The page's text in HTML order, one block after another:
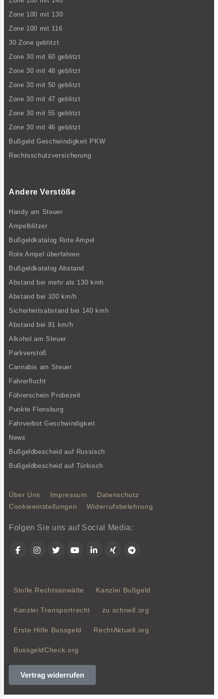
Zone 100 mit 130
Zone 100 mit 116
30 Zone geblitzt
Zone 30 mit 60 geblitzt
Zone 30 mit 48 geblitzt
Zone 30 mit 50 geblitzt
Zone 30 mit 47 geblitzt
Zone 30 mit 55 geblitzt
Zone 30 mit 46 geblitzt
Bußgeld Geschwindigkeit PKW
Rechtsschutzversicherung
Andere Verstöße
Handy am Steuer
Ampelblitzer
Bußgeldkatalog Rote Ampel
Rote Ampel überfahren
Bußgeldkatalog Abstand
Abstand bei mehr als 130 kmh
Abstand bei 100 km/h
Sicherheitsabstand bei 140 kmh
Abstand bei 81 km/h
Alkohol am Steuer
Parkverstoß
Cannabis am Steuer
Fahrerflucht
Führerschein Probezeit
Punkte Flensburg
Fahrverbot Geschwindigkeit
News
Bußgeldbescheid auf Russisch
Bußgeldbescheid auf Türkisch
Über Uns Impressum
Datenschutz
Cookieeinstellungen
Widerrufsbelehrung
Folgen Sie uns auf Social Media:
Stolle Rechtsanwälte Kanzlei Bußgeld
Kanzlei Transportrecht zu schnell.org
Erste Hilfe Bussgeld RechtAktuell.org
BussgeldCheck.org
Vertrag widerrufen